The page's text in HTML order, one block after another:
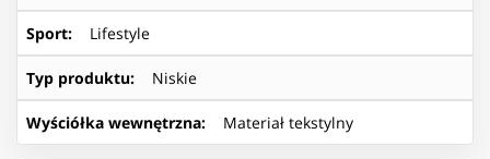
Sport: Lifestyle
Typ produktu: Niskie
Wyściółka wewnętrzna: Materiał tekstylny